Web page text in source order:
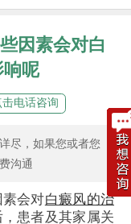
因素会对白
呢
击电话咨询
尽，如果您或者您
沟通
会对白癜风的治
患者及其家属关